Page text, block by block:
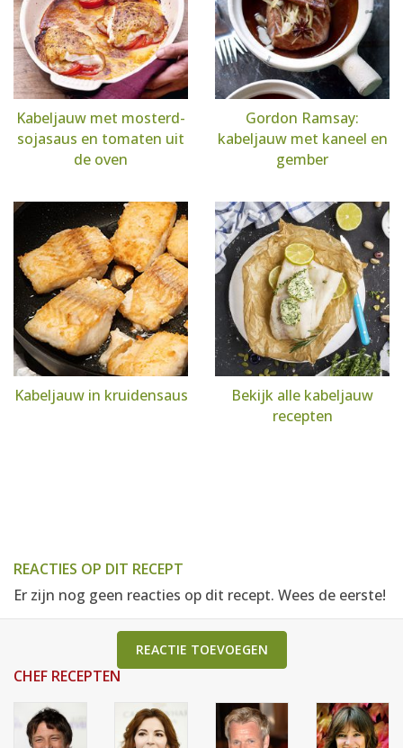
Kabeljauw met mosterd-
sojasaus en tomaten uit
de oven
Gordon Ramsay:
kabeljauw met kaneel en
gember
Kabeljauw in kruidensaus
Bekijk alle kabeljauw
recepten
REACTIES OP DIT RECEPT
Er zijn nog geen reacties op dit recept. Wees de eerste!
REACTIE TOEVOEGEN
CHEF RECEPTEN